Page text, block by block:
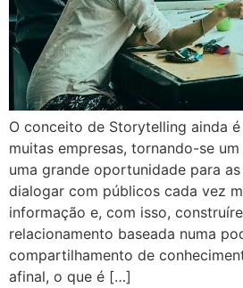
O conceito de Storytelling ainda
muitas empresas, tornando-se
uma grande oportunidade para
dialogar com públicos cada vez
informação e, com isso,
relacionamento baseada numa
compartilhamento de
afinal, o que é […]